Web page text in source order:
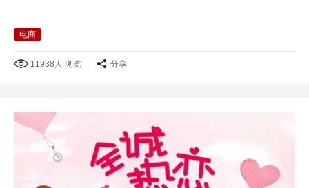
电商
11938人 浏览 分享